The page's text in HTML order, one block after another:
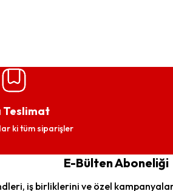
Teslimat
ki tüm siparişler
E-Bülten Aboneliği
iş birliklerini ve özel